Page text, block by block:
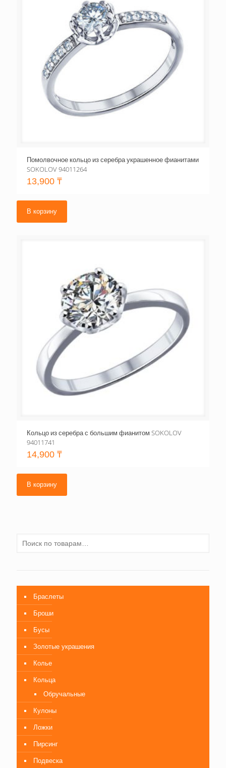
Помолвочное кольцо из серебра украшенное фианитами
SOKOLOV 94011264
13,900 ₸
В корзину
Кольцо из серебра с большим фианитом SOKOLOV
94011741
14,900 ₸
В корзину
Браслеты
Броши
Бусы
Золотые украшения
Колье
Кольца
Обручальные
Кулоны
Ложки
Пирсинг
Подвеска